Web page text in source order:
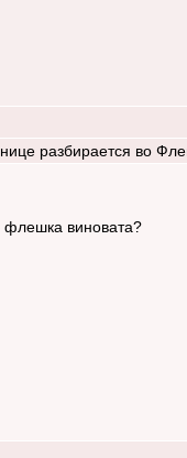
разбирается во
флешка виновата?